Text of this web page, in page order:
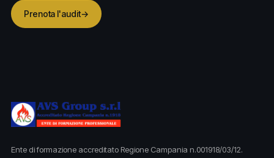
Prenota l'audit→
Ente di formazione accreditato Regione Campania n.001918/03/12.